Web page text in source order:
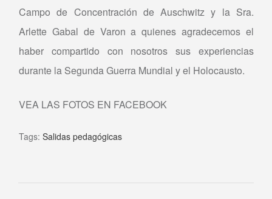
Campo de Concentración de Auschwitz y la Sra.
Arlette Gabal de Varon a quienes agradecemos el
haber compartido con nosotros sus experiencias
durante la Segunda Guerra Mundial y el Holocausto.
VEA LAS FOTOS EN FACEBOOK
Tags: Salidas pedagógicas